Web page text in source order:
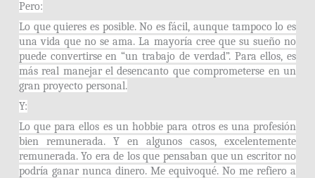
Pero:
Lo que quieres es posible. No es fácil, aunque tampoco lo es
una vida que no se ama. La mayoría cree que su sueño no
puede convertirse en “un trabajo de verdad”. Para ellos, es
más real manejar el desencanto que comprometerse en un
gran proyecto personal.
Y:
Lo que para ellos es un hobbie para otros es una profesión
bien remunerada. Y en algunos casos, excelentemente
remunerada. Yo era de los que pensaban que un escritor no
podría ganar nunca dinero. Me equivoqué. No me refiero a